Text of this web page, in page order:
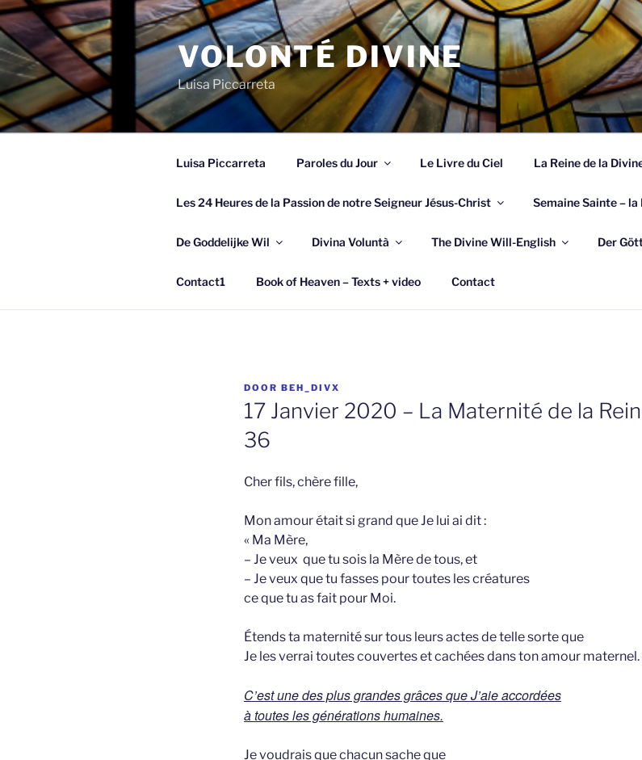
Spring
naar
de
inhoud
VOLONTÉ DIVINE
Luisa Piccarreta
Luisa Piccarreta Paroles du Jour Le Livre du Ciel La Reine de la
Les 24 Heures de la Passion de notre Seigneur Jésus-Christ Semaine Sainte –
De Goddelijke Wil Divina Voluntà The Divine Will-English Der
Contact1 Book of Heaven – Texts + video Contact
GEPLAATST
OP
DOOR BEH_DIVX
17 Janvier 2020 – La Maternité de la
36
Cher fils, chère fille,
Mon amour était si grand que Je lui ai dit :
« Ma Mère,
– Je veux que tu sois la Mère de tous, et
– Je veux que tu fasses pour toutes les créatures
ce que tu as fait pour Moi.
Étends ta maternité sur tous leurs actes de telle sorte que
Je les verrai toutes couvertes et cachées dans ton amour maternel.
C’est une des plus grandes grâces que J’aie accordées
à toutes les générations humaines.
Je voudrais que chacun sache que